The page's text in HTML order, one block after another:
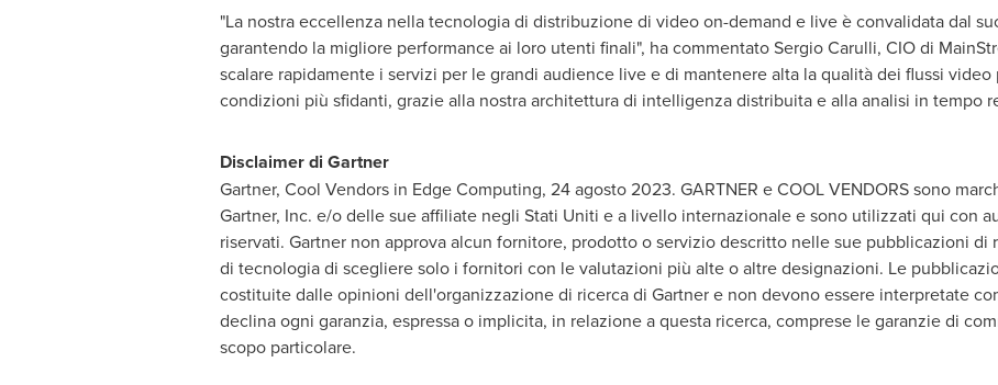
"La nostra eccellenza nella tecnologia di distribuzione di video on-demand e live è convalidata dal
garantendo la migliore performance ai loro utenti finali", ha commentatoSergio Carulli, CIO di
scalare rapidamente i servizi per le grandi audience live e di mantenere alta la qualità dei flussi
condizioni più sfidanti, grazie alla nostra architettura di intelligenza distribuita e alla analisi in tempo
Disclaimer di Gartner
Gartner, Cool Vendors in Edge Computing, 24 agosto 2023. GARTNER e COOL VENDORS sono
Gartner, Inc. e/o delle sue affiliate negli Stati Uniti e a livello internazionale e sono utilizzati qui con
riservati. Gartner non approva alcun fornitore, prodotto o servizio descritto nelle sue pubblicazioni
di tecnologia di scegliere solo i fornitori con le valutazioni più alte o altre designazioni. Le
costituite dalle opinioni dell'organizzazione di ricerca di Gartner e non devono essere interpretate
declina ogni garanzia, espressa o implicita, in relazione a questa ricerca, comprese le garanzie di
scopo particolare.